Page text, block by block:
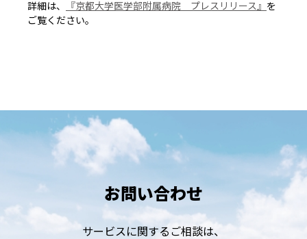
詳細は、
『京都大学医学部附属病院 プレスリリース』 を
ご覧ください。
お問い合わせ
サービスに関するご相談は、